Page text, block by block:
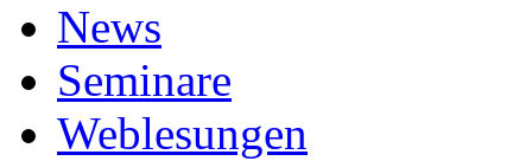
News
Seminare
Weblesungen